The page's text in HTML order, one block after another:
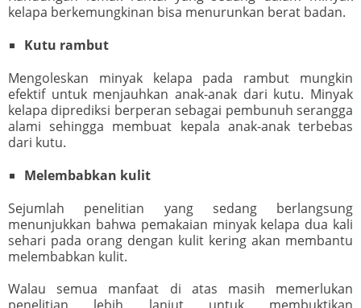
kelapa berkemungkinan bisa menurunkan berat badan.
Kutu rambut
Mengoleskan minyak kelapa pada rambut mungkin
efektif untuk menjauhkan anak-anak dari kutu. Minyak
kelapa diprediksi berperan sebagai pembunuh serangga
alami sehingga membuat kepala anak-anak terbebas
dari kutu.
Melembabkan kulit
Sejumlah penelitian yang sedang berlangsung
menunjukkan bahwa pemakaian minyak kelapa dua kali
sehari pada orang dengan kulit kering akan membantu
melembabkan kulit.
Walau semua manfaat di atas masih memerlukan